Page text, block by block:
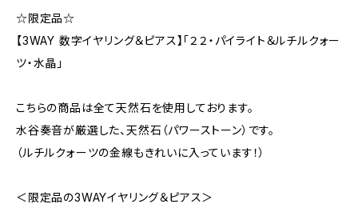
☆限定品☆
【3WAY 数字イヤリング＆ピアス】「２２・パイライト＆ルチルクォー
ツ・水晶」
こちらの商品は全て天然石を使用しております。
水谷奏音が厳選した、天然石（パワーストーン）です。
（ルチルクォーツの金線もきれいに入っています！）
＜限定品の3WAYイヤリング＆ピアス＞